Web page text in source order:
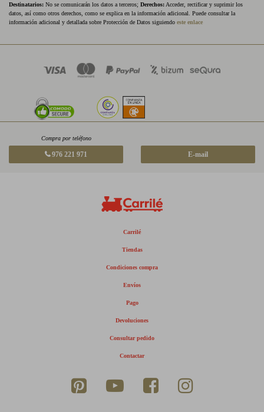
Destinatarios: No se comunicarán los datos a terceros; Derechos: Acceder, rectificar y suprimir los
datos, así como otros derechos, como se explica en la información adicional. Puede consultar la
información adicional y detallada sobre Protección de Datos siguiendo este enlace
Compra por teléfono
976 221 971 E-mail
Carrilé
Tiendas
Condiciones compra
Envíos
Pago
Devoluciones
Consultar pedido
Contactar